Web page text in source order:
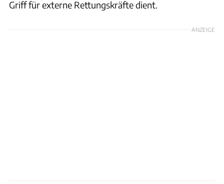
Griff für externe Rettungskräfte dient.
ANZEIGE